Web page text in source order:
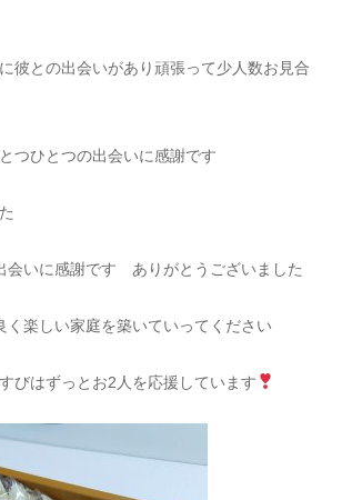
彼との出会いがあり頑張って少人数お見合
つひとつの出会いに感謝です
会いに感謝です ありがとうございました
く楽しい家庭を築いていってください
びはずっとお2人を応援しています